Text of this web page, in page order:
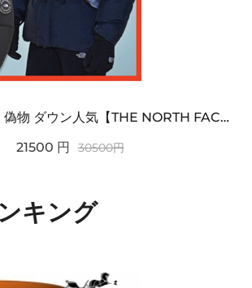
ノースフェイス 偽物 ダウン人気【THE NORTH FACE】M'S 7 SUMMIT HIM...
21500 円 30500円
キング